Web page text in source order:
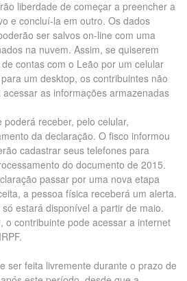
liberdade de começar a preencher a
e concluí-la em outro. Os dados
ser salvos on-line com uma
na nuvem. Assim, se quiserem
contas com o Leão por um celular
um desktop, os contribuintes não
as informações armazenadas
receber, pelo celular,
da declaração. O fisco informou
cadastrar seus telefones para
do documento de 2015.
passar por uma nova etapa
a pessoa física receberá um alerta.
estará disponível a partir de maio.
o contribuinte pode acessar a internet
ser feita livremente durante o prazo de